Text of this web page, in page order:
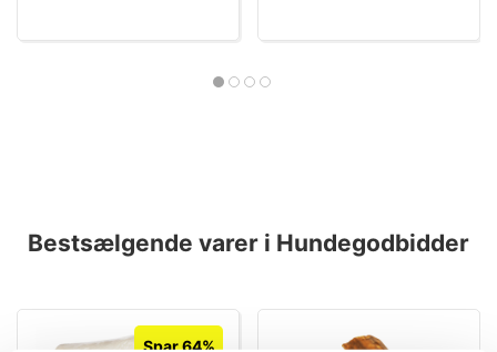
Bestsælgende varer i Hundegodbidder
Spar 64%